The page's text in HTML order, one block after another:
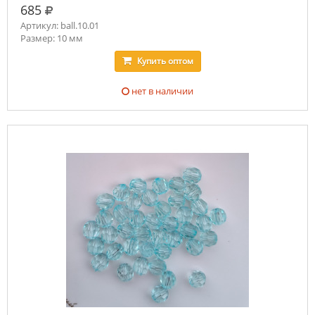
685 руб.
Артикул: ball.10.01
Размер: 10 мм
Купитьоптом
нет в наличии